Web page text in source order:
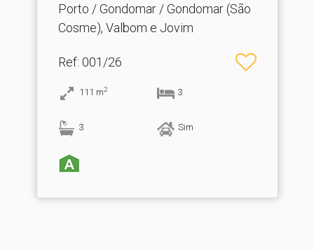
Porto / Gondomar / Gondomar (São
Cosme), Valbom e Jovim
Ref: 001/26
111 m2 3
3 Sim